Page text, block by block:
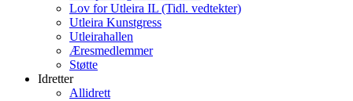
Lov for Utleira IL (Tidl. vedtekter)
Utleira Kunstgress
Utleirahallen
Æresmedlemmer
Støtte
Idretter
Allidrett